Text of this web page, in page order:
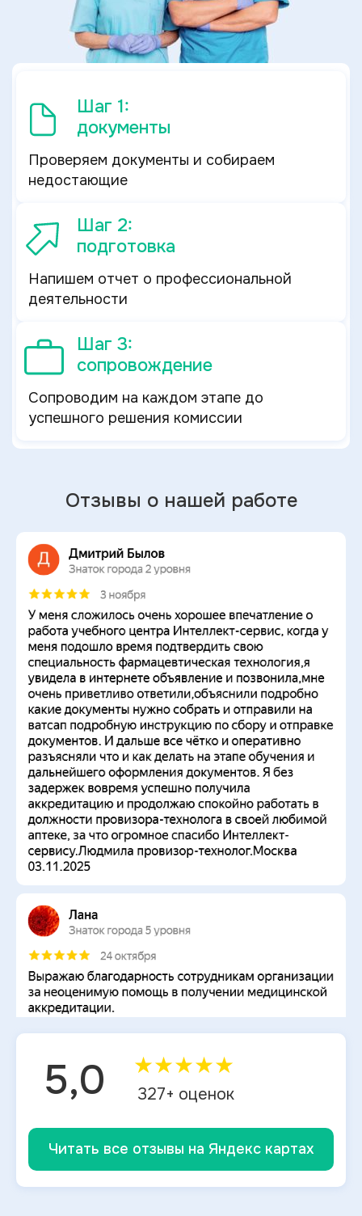
Шаг 1:
документы
Проверяем документы и собираем
недостающие
Шаг 2:
подготовка
Напишем отчет о профессиональной
деятельности
Шаг 3:
сопровождение
Сопроводим на каждом этапе до
успешного решения комиссии
Отзывы о нашей работе
5,0 ★★★★★
327+ оценок
Читать все отзывы на Яндекс картах